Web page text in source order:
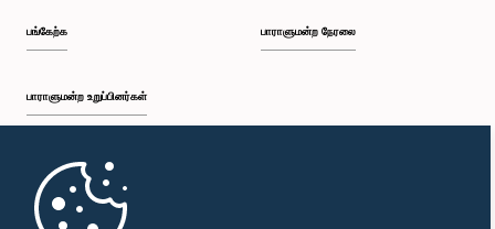
பங்கேற்க
பாராளுமன்ற உறுப்பினர்கள்
முதற்பக்கம்
பாராளுமன்ற நேரலை